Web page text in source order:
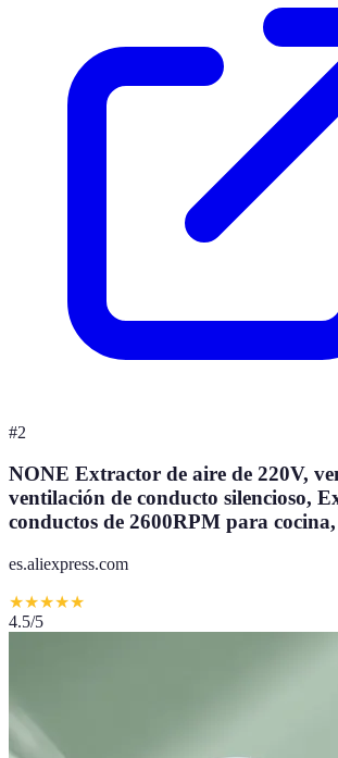
#2
NONE Extractor de aire de 220V,
ventilación de conducto silencioso,
conductos de 2600RPM para
es.aliexpress.com
★★★★★
4.5/5